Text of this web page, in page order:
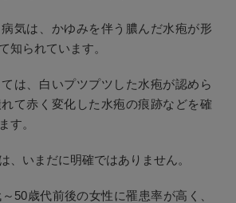
気は、かゆみを伴う膿んだ水疱が形
知られています。
は、白いプツプツした水疱が認めら
て赤く変化した水疱の痕跡などを確
す。
、いまだに明確ではありません。
50歳代前後の女性に罹患率が高く、